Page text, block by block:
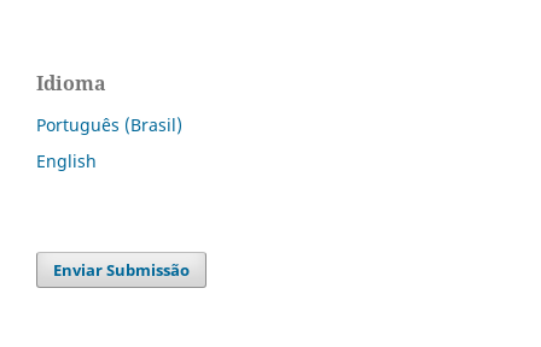
Idioma
Português (Brasil)
English
Enviar Submissão